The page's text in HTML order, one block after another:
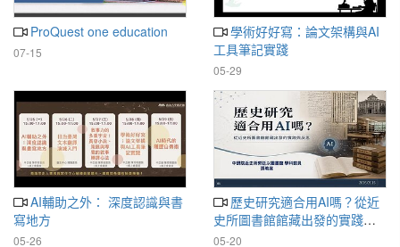
ProQuest one education
07-15
學術好好寫：論文架構與AI
工具筆記實踐
05-29
AI輔助之外： 深度認識與書
寫地方
05-26
歷史研究適合用AI嗎？從近
史所圖書館館藏出發的實踐與
反思
05-20